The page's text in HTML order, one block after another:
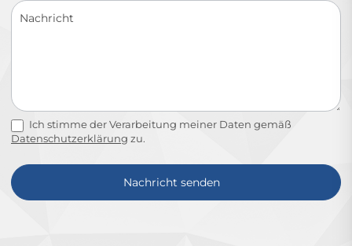
Ich stimme der Verarbeitung meiner Daten gemäß
Datenschutzerklärung zu.
Nachricht senden